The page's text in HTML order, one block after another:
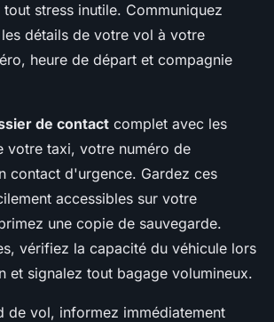
stress inutile. Communiquez
détails de votre vol à votre
heure de départ et compagnie
de contact complet avec les
votre taxi, votre numéro de
contact d'urgence. Gardez ces
accessibles sur votre
une copie de sauvegarde.
vérifiez la capacité du véhicule lors
et signalez tout bagage volumineux.
de vol, informez immédiatement